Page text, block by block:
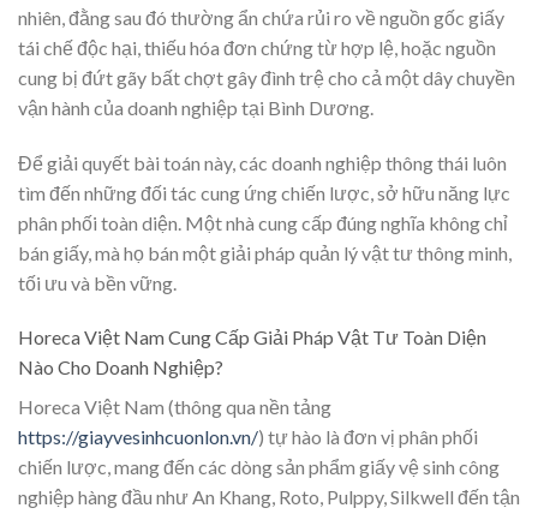
nhiên, đằng sau đó thường ẩn chứa rủi ro về nguồn gốc giấy
tái chế độc hại, thiếu hóa đơn chứng từ hợp lệ, hoặc nguồn
cung bị đứt gãy bất chợt gây đình trệ cho cả một dây chuyền
vận hành của doanh nghiệp tại Bình Dương.
Để giải quyết bài toán này, các doanh nghiệp thông thái luôn
tìm đến những đối tác cung ứng chiến lược, sở hữu năng lực
phân phối toàn diện. Một nhà cung cấp đúng nghĩa không chỉ
bán giấy, mà họ bán một giải pháp quản lý vật tư thông minh,
tối ưu và bền vững.
Horeca Việt Nam Cung Cấp Giải Pháp Vật Tư Toàn Diện
Nào Cho Doanh Nghiệp?
Horeca Việt Nam (thông qua nền tảng
https://giayvesinhcuonlon.vn/) tự hào là đơn vị phân phối
chiến lược, mang đến các dòng sản phẩm giấy vệ sinh công
nghiệp hàng đầu như An Khang, Roto, Pulppy, Silkwell đến tận